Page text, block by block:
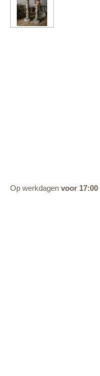
Op werkdagen voor 17:00